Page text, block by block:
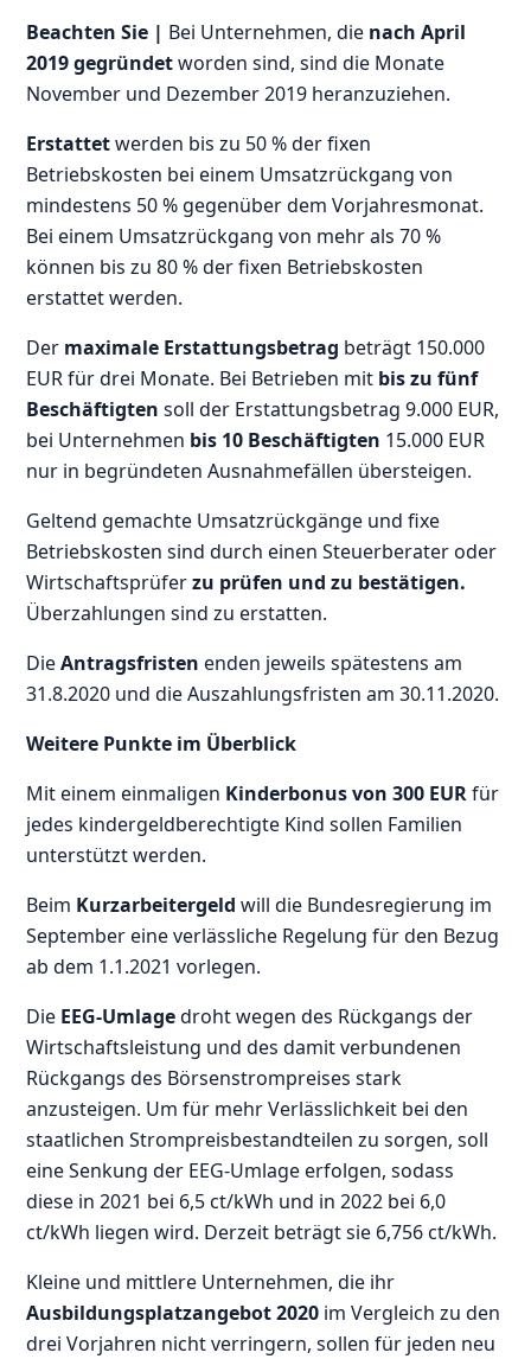
Beachten Sie | Bei Unternehmen, die nach April
2019 gegründetworden sind, sind die Monate
November und Dezember 2019 heranzuziehen.
Erstattetwerden bis zu 50 % der fixen
Betriebskosten bei einem Umsatzrückgang von
mindestens 50 % gegenüber dem Vorjahresmonat.
Bei einem Umsatzrückgang von mehr als 70 %
können bis zu 80 % der fixen Betriebskosten
erstattet werden.
Der maximale Erstattungsbetrag beträgt 150.000
EUR für drei Monate. Bei Betrieben mit bis zu fünf
Beschäftigten soll der Erstattungsbetrag 9.000 EUR,
bei Unternehmen bis 10 Beschäftigten 15.000 EUR
nur in begründeten Ausnahmefällen übersteigen.
Geltend gemachte Umsatzrückgänge und fixe
Betriebskosten sind durch einen Steuerberater oder
Wirtschaftsprüferzu prüfen und zu bestätigen.
Überzahlungen sind zu erstatten.
DieAntragsfristen enden jeweils spätestens am
31.8.2020 und die Auszahlungsfristen am 30.11.2020.
Weitere Punkte im Überblick
Mit einem einmaligen Kinderbonus von 300 EURfür
jedes kindergeldberechtigte Kind sollen Familien
unterstützt werden.
Beim Kurzarbeitergeld will die Bundesregierung im
September eine verlässliche Regelung für den Bezug
ab dem 1.1.2021 vorlegen.
Die EEG-Umlagedroht wegen des Rückgangs der
Wirtschaftsleistung und des damit verbundenen
Rückgangs des Börsenstrompreises stark
anzusteigen. Um für mehr Verlässlichkeit bei den
staatlichen Strompreisbestandteilen zu sorgen, soll
eine Senkung der EEG-Umlage erfolgen, sodass
diese in 2021 bei 6,5 ct/kWh und in 2022 bei 6,0
ct/kWh liegen wird. Derzeit beträgt sie 6,756 ct/kWh.
Kleine und mittlere Unternehmen, die ihr
Ausbildungsplatzangebot 2020 im Vergleich zu den
drei Vorjahren nicht verringern, sollen für jeden neu